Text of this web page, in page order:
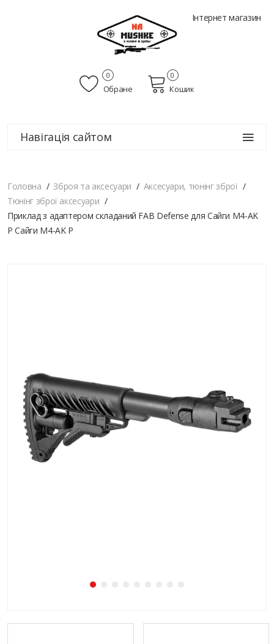
Інтернет магазин
Обране
0
Кошик
0
Навігація сайтом
Головна Зброя та аксесуари
Аксесуари, тюнінг зброї
Тюнінг зброї аксесуари
Приклад з адаптером складаний FAB Defense для Сайги M4-AK
P Сайги M4-AK P